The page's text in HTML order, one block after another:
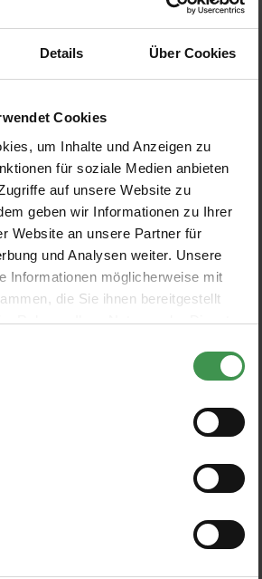
Details Über Cookies
Cookies
um Inhalte und Anzeigen zu
für soziale Medien anbieten
auf unsere Website zu
geben wir Informationen zu Ihrer
Website an unsere Partner für
und Analysen weiter. Unsere
Informationen möglicherweise mit
die Sie ihnen bereitgestellt
Rahmen Ihrer Nutzung der Dienste
127,00 €
d'information gratuite et ne
ou promotion.
Continuer, vous confirmez que vous